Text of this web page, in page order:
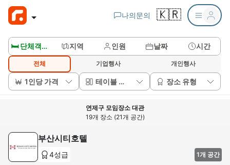
나의문의 🇰🇷
🛏️ 단체객실보기 지역 인원 날짜 시간
전체 기업행사 개인행사
1인당 가격 테이블 배치 장소 유형
연제구 모임장소 대관
19개 장소 (21개 공간)
부산시티호텔
4성급 1개 공간